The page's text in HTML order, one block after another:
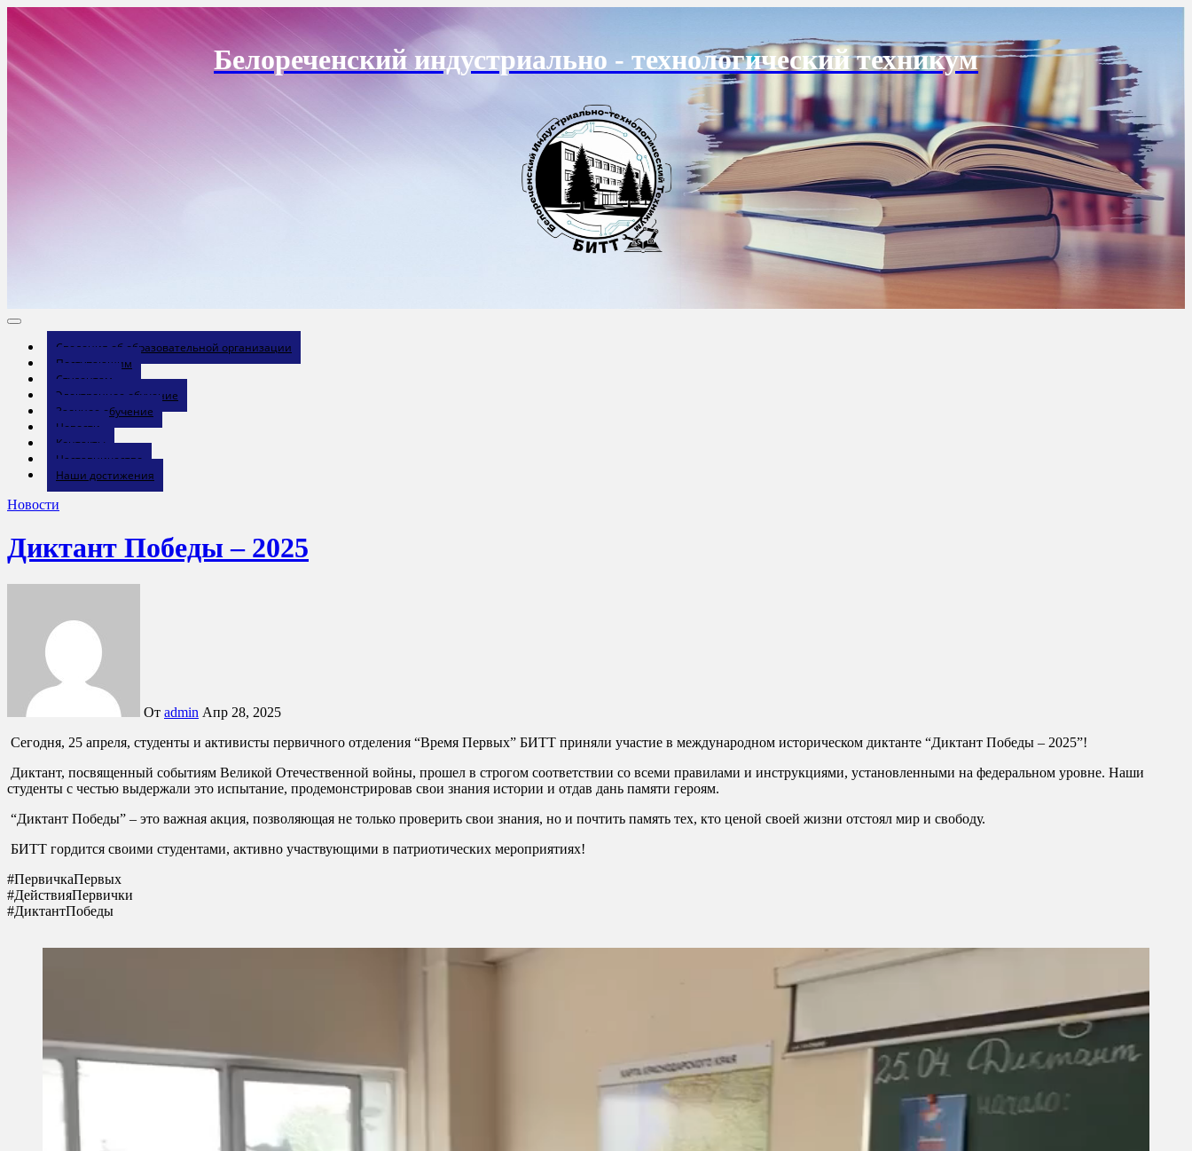
Перейти
содержанию
Белореченский индустриально - технологический техникум
Сведения об образовательной организации
Поступающим
Студентам
Электронное обучение
Заочное обучение
Новости
Контакты
Наставничество
Наши достижения
Новости
Диктант Победы – 2025
От admin Апр 28, 2025
Сегодня, 25 апреля, студенты и активисты первичного отделения “Время Первых” БИТТ приняли участие в международном историческом диктанте “Диктант Победы – 2025”!
Диктант, посвященный событиям Великой Отечественной войны, прошел в строгом соответствии со всеми правилами и инструкциями, установленными на федеральном уровне. Наши
студенты с честью выдержали это испытание, продемонстрировав свои знания истории и отдав дань памяти героям.
“Диктант Победы” – это важная акция, позволяющая не только проверить свои знания, но и почтить память тех, кто ценой своей жизни отстоял мир и свободу.
БИТТ гордится своими студентами, активно участвующими в патриотических мероприятиях!
#ПервичкаПервых
#ДействияПервички
#ДиктантПобеды